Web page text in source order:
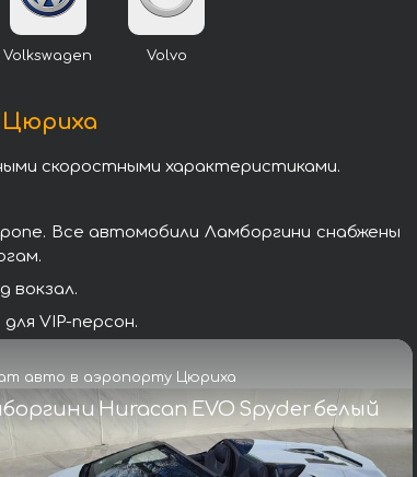
Volkswagen Volvo
Цюриха
скоростными характеристиками.
Все автомобили Ламборгини снабжены
вокзал.
VIP-персон.
авто в аэропорту Цюриха
Huracan EVO Spyder белый